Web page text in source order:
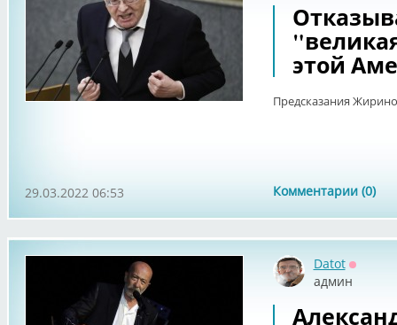
этой
Предсказания
Комментарии (0)
29.03.2022 06:53
Datot
админ